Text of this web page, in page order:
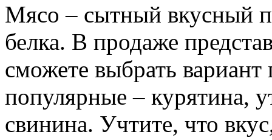
Мясо – сытный вкусный
белка. В продаже
сможете выбрать
популярные – курятина,
свинина. Учтите, что